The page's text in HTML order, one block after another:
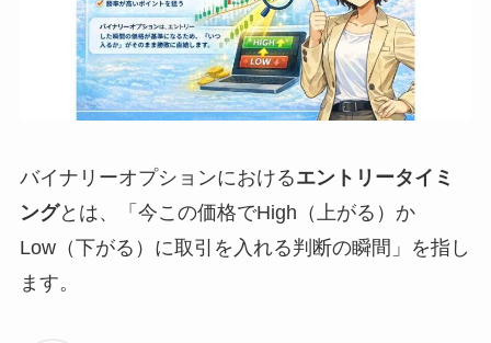
バイナリーオプションにおけるエントリータイミ
ングとは、「今この価格でHigh（上がる）か
Low（下がる）に取引を入れる判断の瞬間」を指し
ます。